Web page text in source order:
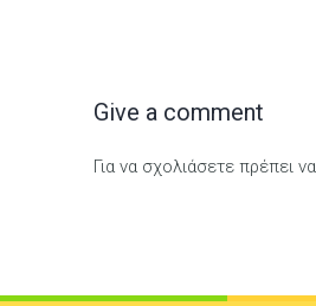
Give a comment
Για να σχολιάσετε πρέπει να